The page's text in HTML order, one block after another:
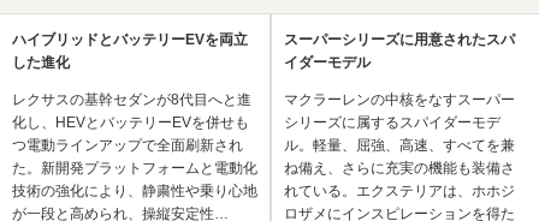
ハイブリッドとバッテリーEVを両立
した進化
レクサスの基幹セダンが8代目へと進
化し、HEVとバッテリーEVを併せも
つ電動ラインアップで全面刷新され
た。新開発プラットフォームと電動化
技術の強化により、静粛性や乗り心地
が一段と高められ、操縦安定性…
スーパーシリーズに用意されたスパ
イダーモデル
マクラーレンの中核をなすスーパー
シリーズに属するスパイダーモデ
ル。軽量、屈強、高速、すべてを兼
ね備え、さらに充実の機能も装備さ
れている。エクステリアは、ホホジ
ロザメにインスピレーションを得た